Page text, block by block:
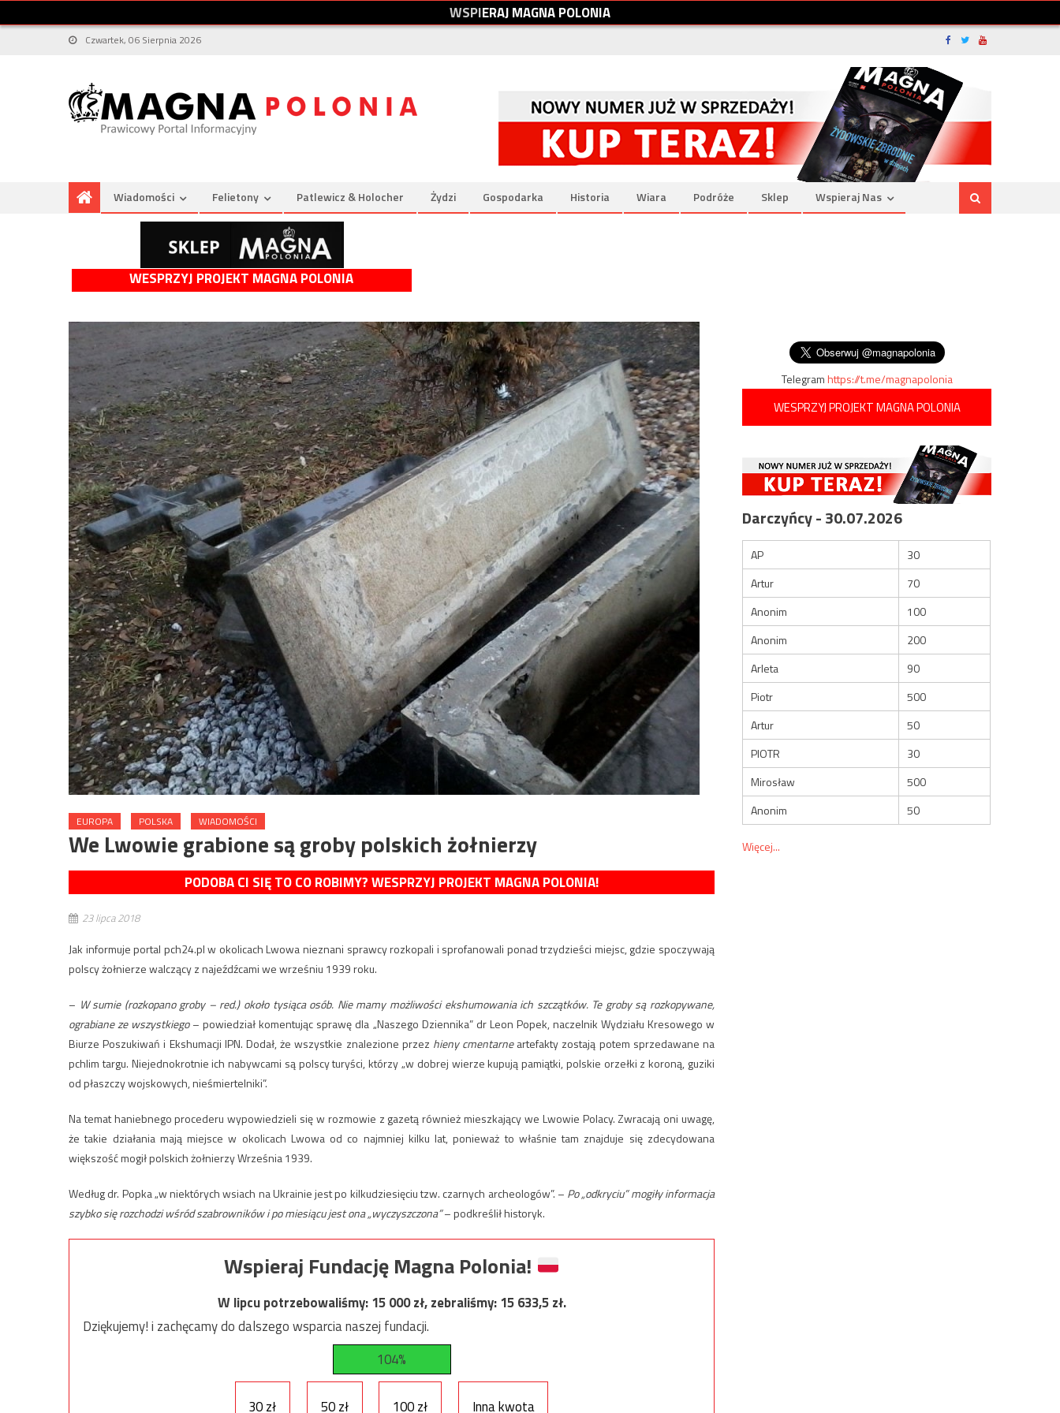
WSPIERAJMAGNAPOLONIA
Czwartek, 06 Sierpnia 2026
Wiadomości Felietony Patlewicz & Holocher Żydzi Gospodarka Historia Wiara Podróże Sklep Wspieraj Nas
WESPRZYJ PROJEKT MAGNA POLONIA
EUROPA POLSKA WIADOMOŚCI
We Lwowie grabione są groby polskich żołnierzy
PODOBA CI SIĘ TO CO ROBIMY? WESPRZYJ PROJEKT MAGNA POLONIA!
23 lipca 2018
Jak informuje portal pch24.pl w okolicach Lwowa nieznani sprawcy rozkopali i sprofanowali ponad trzydzieści miejsc, gdzie spoczywają
polscy żołnierze walczący z najeźdźcami we wrześniu 1939 roku.
– W sumie (rozkopano groby – red.) około tysiąca osób. Nie mamy możliwości ekshumowania ich szczątków. Te groby są rozkopywane,
ograbiane ze wszystkiego– powiedział komentując sprawę dla „Naszego Dziennika” dr Leon Popek, naczelnik Wydziału Kresowego w
Biurze Poszukiwań i Ekshumacji IPN. Dodał, że wszystkie znalezione przez hieny cmentarneartefakty zostają potem sprzedawane na
pchlim targu. Niejednokrotnie ich nabywcami są polscy turyści, którzy „w dobrej wierze kupują pamiątki, polskie orzełki z koroną, guziki
od płaszczy wojskowych, nieśmiertelniki”.
Na temat haniebnego procederu wypowiedzieli się w rozmowie z gazetą również mieszkający we Lwowie Polacy. Zwracają oni uwagę,
że takie działania mają miejsce w okolicach Lwowa od co najmniej kilku lat, ponieważ to właśnie tam znajduje się zdecydowana
większość mogił polskich żołnierzy Września 1939.
Według dr. Popka „w niektórych wsiach na Ukrainie jest po kilkudziesięciu tzw. czarnych archeologów”. – Po „odkryciu” mogiły informacja
szybko się rozchodzi wśród szabrowników i po miesiącu jest ona „wyczyszczona”– podkreślił historyk.
Wspieraj Fundację Magna Polonia!
W lipcu potrzebowaliśmy:15 000zł, zebraliśmy:15 633,5zł.
Dziękujemy! i zachęcamy do dalszego wsparcia naszej fundacji.
104%
30 zł 50 zł 100 zł Inna kwota
Telegramhttps://t.me/magnapolonia
WESPRZYJ PROJEKT MAGNA POLONIA
Darczyńcy - 30.07.2026
AP
30
Artur
70
Anonim
100
Anonim
200
Arleta
90
Piotr
500
Artur
50
PIOTR
30
Mirosław
500
Anonim
50
Więcej...